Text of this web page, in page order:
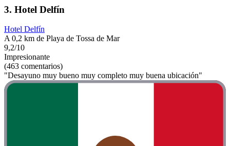
3. Hotel Delfín
Hotel Delfín
A 0,2 km de Playa de Tossa de Mar
9,2/10
Impresionante
(463 comentarios)
"Desayuno muy bueno muy completo muy buena ubicación"